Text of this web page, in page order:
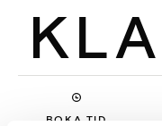
BOKA TID